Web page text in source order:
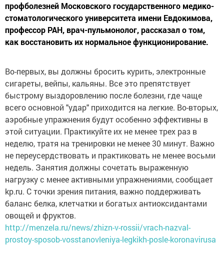
профболезней Московского государственного медико-
стоматологического университета имени Евдокимова,
профессор РАН, врач-пульмонолог, рассказал о том,
как восстановить их нормальное функционирование.
Во-первых, вы должны бросить курить, электронные
сигареты, вейпы, кальяны. Все это препятствует
быстрому выздоровлению после болезни, где чаще
всего основной "удар" приходится на легкие. Во-вторых,
аэробные упражнения будут особенно эффективны в
этой ситуации. Практикуйте их не менее трех раз в
неделю, тратя на тренировки не менее 30 минут. Важно
не переусердствовать и практиковать не менее восьми
недель. Занятия должны сочетать выраженную
нагрузку с менее активными упражнениями, сообщает
kp.ru. С точки зрения питания, важно поддерживать
баланс белка, клетчатки и богатых антиоксидантами
овощей и фруктов.
http://menzela.ru/news/zhizn-v-rossii/vrach-nazval-
prostoy-sposob-vosstanovleniya-legkikh-posle-koronavirusa